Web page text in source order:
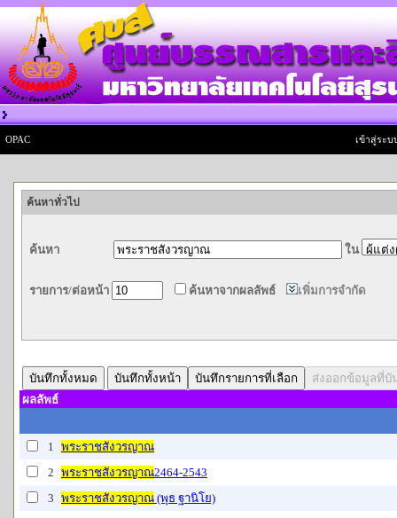
OPAC เข้าสู่ระบ
ค้นหาทั่วไป
ค้นหา ใน
รายการ/ต่อหน้า ค้นหาจากผลลัพธ์ เพิ่มการจำกัด
ผลลัพธ์
1 พระราชสังวรญาณ
2 พระราชสังวรญาณ2464-2543
3 พระราชสังวรญาณ (พุธ ฐานิโย)